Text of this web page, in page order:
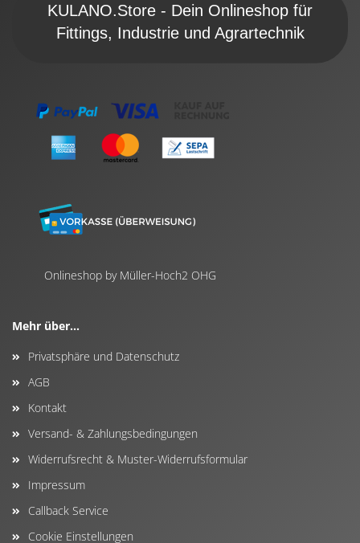
KULANO.Store - Dein Onlineshop für
Fittings, Industrie und Agrartechnik
Onlineshop by Müller-Hoch2 OHG
Mehr über...
Privatsphäre und Datenschutz
AGB
Kontakt
Versand- & Zahlungsbedingungen
Widerrufsrecht & Muster-Widerrufsformular
Impressum
Callback Service
Cookie Einstellungen